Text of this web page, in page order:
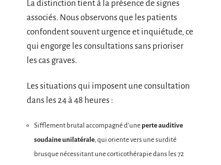
La distinction tient à la présence de signes
associés. Nous observons que les patients
confondent souvent urgence et inquiétude, ce
qui engorge les consultations sans prioriser
les cas graves.
Les situations qui imposent une consultation
dans les 24 à 48 heures :
Sifflement brutal accompagné d’une perte auditive
soudaine unilatérale, qui oriente vers une surdité
brusque nécessitant une corticothérapie dans les 72